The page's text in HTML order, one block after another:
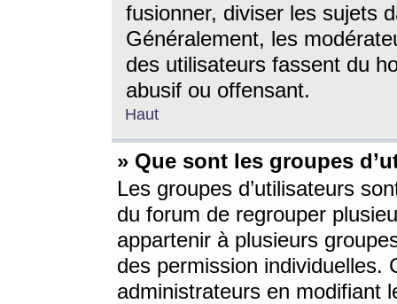
fusionner, diviser les sujets
Généralement, les
des utilisateurs fassent du
abusif ou offensant.
Haut
» Que sont les groupes
Les groupes d’utilisateurs
du forum de regrouper
appartenir à plusieurs
des permission individuelles.
administrateurs en modifiant